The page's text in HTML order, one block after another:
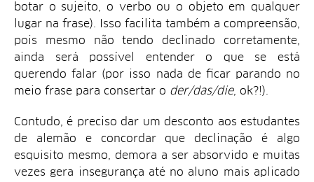
botar o sujeito, o verbo ou o objeto em qualquer
lugar na frase). Isso facilita também a compreensão,
pois mesmo não tendo declinado corretamente,
ainda será possível entender o que se está
querendo falar (por isso nada de ficar parando no
meio frase para consertar o der/das/die, ok?!).
Contudo, é preciso dar um desconto aos estudantes
de alemão e concordar que declinação é algo
esquisito mesmo, demora a ser absorvido e muitas
vezes gera insegurança até no aluno mais aplicado